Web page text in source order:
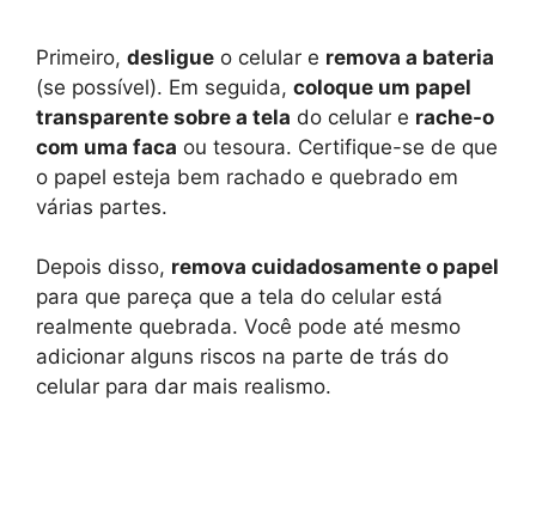
Primeiro, desligue o celular e remova a bateria
(se possível). Em seguida, coloque um papel
transparente sobre a tela do celular e rache-o
com uma faca ou tesoura. Certifique-se de que
o papel esteja bem rachado e quebrado em
várias partes.
Depois disso, remova cuidadosamente o papel
para que pareça que a tela do celular está
realmente quebrada. Você pode até mesmo
adicionar alguns riscos na parte de trás do
celular para dar mais realismo.